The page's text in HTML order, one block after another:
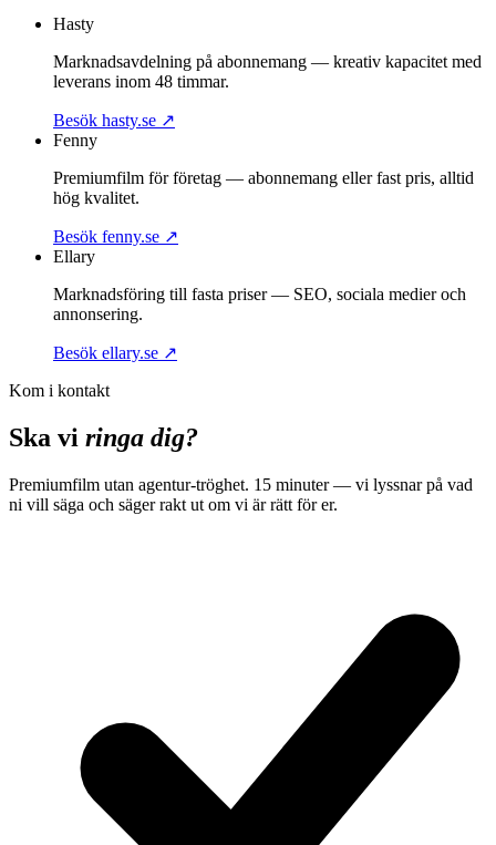
Boka strategimöte
Hasty
Marknadsavdelning på abonnemang — kreativ kapacitet med
leverans inom 48 timmar.
Besök hasty.se ↗
Fenny
Premiumfilm för företag — abonnemang eller fast pris, alltid
hög kvalitet.
Besök fenny.se ↗
Ellary
Marknadsföring till fasta priser — SEO, sociala medier och
annonsering.
Besök ellary.se ↗
Kom i kontakt
Ska vi ringa dig?
Premiumfilm utan agentur-tröghet. 15 minuter — vi lyssnar på vad
ni vill säga och säger rakt ut om vi är rätt för er.